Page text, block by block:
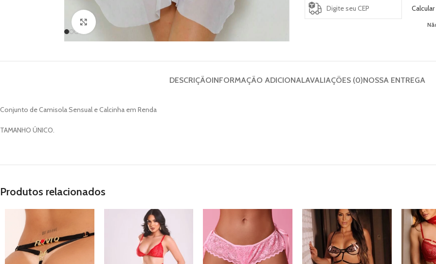
Clique para ampliar
Calcular
DESCRIÇÃOINFORMAÇÃO ADICIONALAVALIAÇÕES (0)NOSSA ENTREGA
Conjunto de Camisola Sensual e Calcinha em Renda
TAMANHO ÚNICO.
Produtos relacionados